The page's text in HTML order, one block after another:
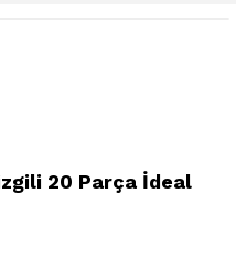
20 Parça İdeal